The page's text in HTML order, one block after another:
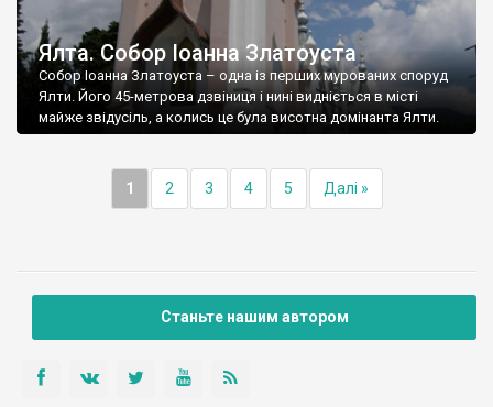
Ялта. Собор Іоанна Златоуста
Собор Іоанна Златоуста – одна із перших мурованих споруд
Ялти. Його 45-метрова дзвіниця і нині видніється в місті
майже звідусіль, а колись це була висотна домінанта Ялти.
1 2 3 4 5 Далі »
Станьте нашим автором